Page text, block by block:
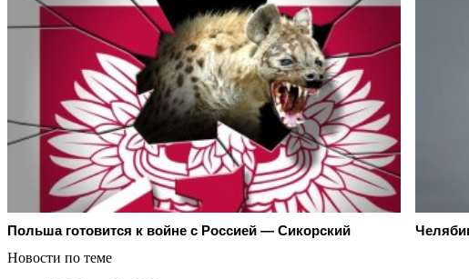
Польша готовится к войне с Россией — Сикорский
Новости по теме